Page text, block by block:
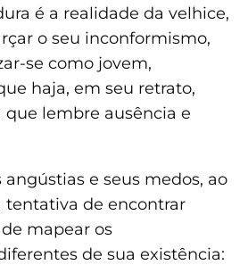
é a realidade da velhice,
o seu inconformismo,
se como jovem,
haja, em seu retrato,
lembre ausência e
angústias e seus medos, ao
tentativa de encontrar
mapear os
de sua existência: